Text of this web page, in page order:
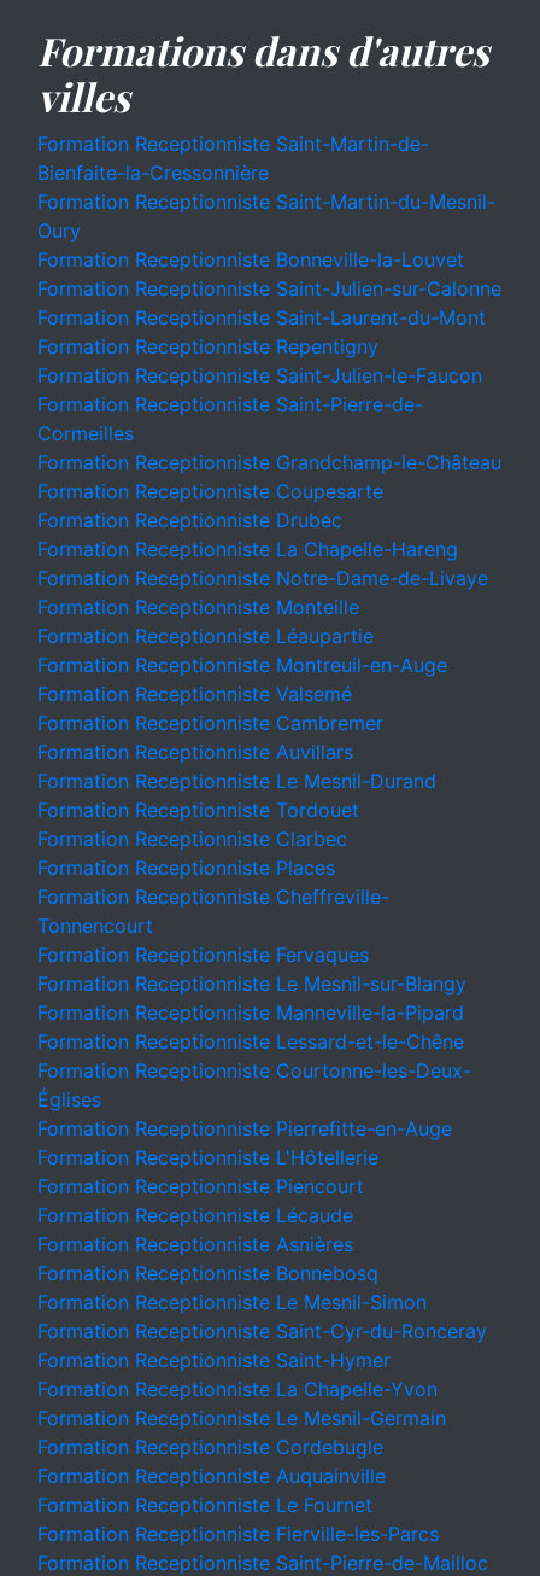
Formations dans d'autres
villes
Formation Receptionniste Saint-Martin-de-
Bienfaite-la-Cressonnière
Formation Receptionniste Saint-Martin-du-Mesnil-
Oury
Formation Receptionniste Bonneville-la-Louvet
Formation Receptionniste Saint-Julien-sur-Calonne
Formation Receptionniste Saint-Laurent-du-Mont
Formation Receptionniste Repentigny
Formation Receptionniste Saint-Julien-le-Faucon
Formation Receptionniste Saint-Pierre-de-
Cormeilles
Formation Receptionniste Grandchamp-le-Château
Formation Receptionniste Coupesarte
Formation Receptionniste Drubec
Formation Receptionniste La Chapelle-Hareng
Formation Receptionniste Notre-Dame-de-Livaye
Formation Receptionniste Monteille
Formation Receptionniste Léaupartie
Formation Receptionniste Montreuil-en-Auge
Formation Receptionniste Valsemé
Formation Receptionniste Cambremer
Formation Receptionniste Auvillars
Formation Receptionniste Le Mesnil-Durand
Formation Receptionniste Tordouet
Formation Receptionniste Clarbec
Formation Receptionniste Places
Formation Receptionniste Cheffreville-
Tonnencourt
Formation Receptionniste Fervaques
Formation Receptionniste Le Mesnil-sur-Blangy
Formation Receptionniste Manneville-la-Pipard
Formation Receptionniste Lessard-et-le-Chêne
Formation Receptionniste Courtonne-les-Deux-
Églises
Formation Receptionniste Pierrefitte-en-Auge
Formation Receptionniste L'Hôtellerie
Formation Receptionniste Piencourt
Formation Receptionniste Lécaude
Formation Receptionniste Asnières
Formation Receptionniste Bonnebosq
Formation Receptionniste Le Mesnil-Simon
Formation Receptionniste Saint-Cyr-du-Ronceray
Formation Receptionniste Saint-Hymer
Formation Receptionniste La Chapelle-Yvon
Formation Receptionniste Le Mesnil-Germain
Formation Receptionniste Cordebugle
Formation Receptionniste Auquainville
Formation Receptionniste Le Fournet
Formation Receptionniste Fierville-les-Parcs
Formation Receptionniste Saint-Pierre-de-Mailloc